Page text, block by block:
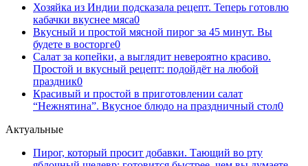
Хозяйка из Индии подсказала рецепт. Теперь готовлю
кабачки вкуснее мяса0
Вкусный и простой мясной пирог за 45 минут. Вы
будете в восторге0
Салат за копейки, а выглядит невероятно красиво.
Простой и вкусный рецепт: подойдёт на любой
праздник0
Красивый и простой в приготовлении салат
“Нежнятина”. Вкусное блюдо на праздничный стол0
Актуальные
Пирог, который просит добавки. Тающий во рту